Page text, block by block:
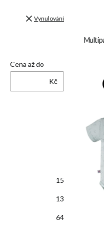
Vynulování
Cena až do
Kč
15
13
64